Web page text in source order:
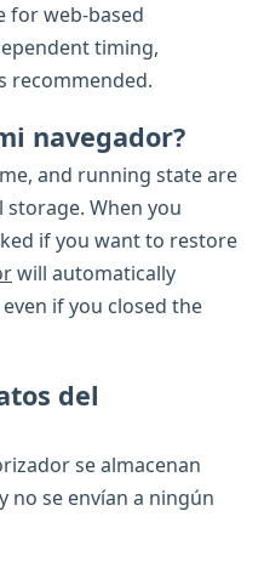
for web-based
timing,
recommended.
navegador?
and running state are
When you
if you want to restore
will automatically
if you closed the
del
se almacenan
no se envían a ningún